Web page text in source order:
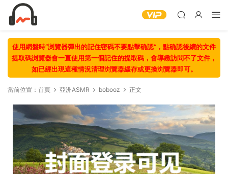
使用網盤時“浏覽器彈出的記住密碼不要點擊确認“，點确認後續的文件
提取碼浏覽器會一直使用第一個記住的提取碼，會導緻訪問不了文件，
如已經出現這種情況清理浏覽器緩存或更換浏覽器即可。
當前位置： 首頁 亞洲ASMR bobooz 正文